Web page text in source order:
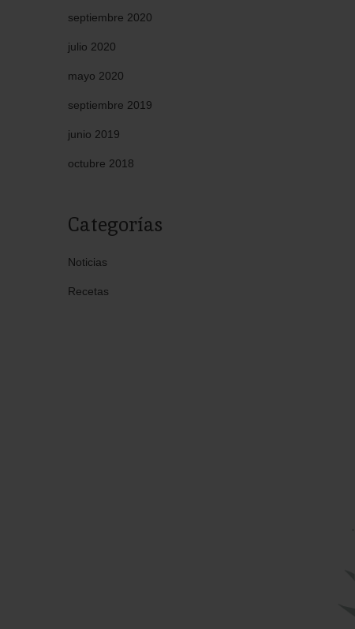
septiembre 2020
julio 2020
mayo 2020
septiembre 2019
junio 2019
octubre 2018
Categorías
Noticias
Recetas